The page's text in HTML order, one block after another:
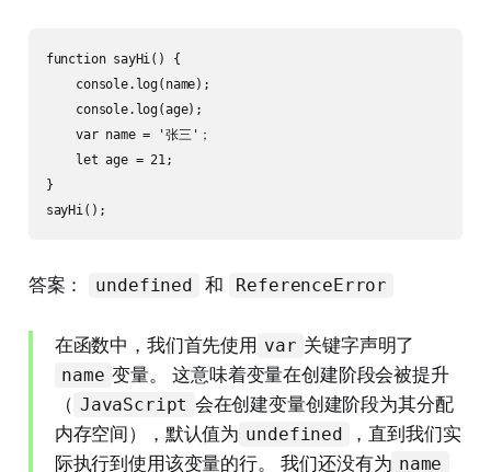
function sayHi() {
    console.log(name);
    console.log(age);
    var name = '张三'；
    let age = 21;
}
答案： undefined 和 ReferenceError
在函数中，我们首先使用 var 关键字声明了
name 变量。 这意味着变量在创建阶段会被提升
（ JavaScript 会在创建变量创建阶段为其分配
内存空间），默认值为 undefined
，直到我们实
际执行到使用该变量的行。 我们还没有为 name